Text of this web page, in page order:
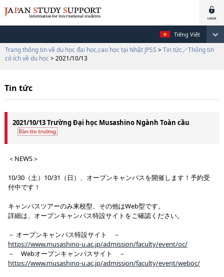
Tiếng Việt
Trang thông tin về du học đại học,cao học tại Nhật JPSS > Tin tức／Thông tin
có ích về du học > 2021/10/13
Tin tức
2021/10/13 Trường Đại học Musashino Ngành Toàn cầu
＜NEWS＞
10/30（土）10/31（日）、オープンキャンパスを開催します！予約受
付中です！
キャンパスツアーのみ来校型、その他はWeb型です。
詳細は、オープンキャンパス特設サイトをご確認ください。
－ オープンキャンパス特設サイト －
https://www.musashino-u.ac.jp/admission/faculty/event/oc/
－ Webオープンキャンパスサイト －
https://www.musashino-u.ac.jp/admission/faculty/event/weboc/